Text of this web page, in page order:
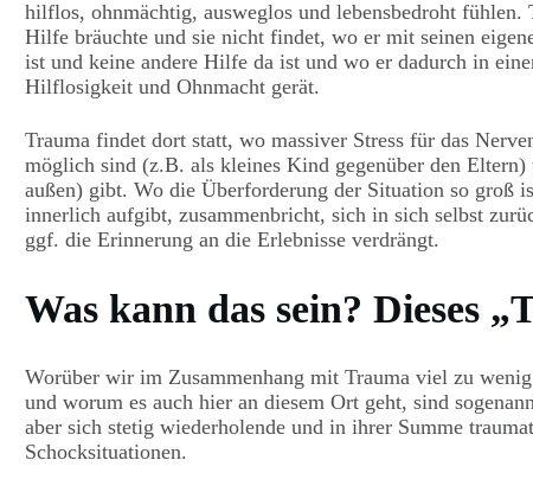
hilflos, ohnmächtig, ausweglos und lebensbedroht
Hilfe bräuchte und sie nicht findet, wo er mit seinen
ist und keine andere Hilfe da ist und wo er dadurch in
Hilflosigkeit und Ohnmacht gerät.
Trauma findet dort statt, wo massiver Stress für das
möglich sind (z.B. als kleines Kind gegenüber den
außen) gibt. Wo die Überforderung der Situation so groß
innerlich aufgibt, zusammenbricht, sich in sich selbst
ggf. die Erinnerung an die Erlebnisse verdrängt.
Was kann das sein? Dieses
Worüber wir im Zusammenhang mit Trauma viel zu
und worum es auch hier an diesem Ort geht, sind
aber sich stetig wiederholende und in ihrer Summe
Schocksituationen.